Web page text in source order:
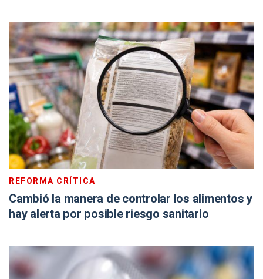
REFORMA CRÍTICA
Cambió la manera de controlar los alimentos y
hay alerta por posible riesgo sanitario